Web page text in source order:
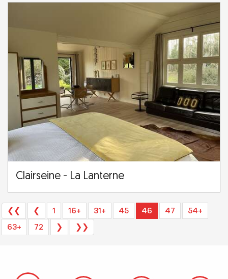
Clairseine - La Lanterne
❮❮ ❮ 1 16+ 31+ 45 46 47
54+
63+
72 ❯ ❯❯